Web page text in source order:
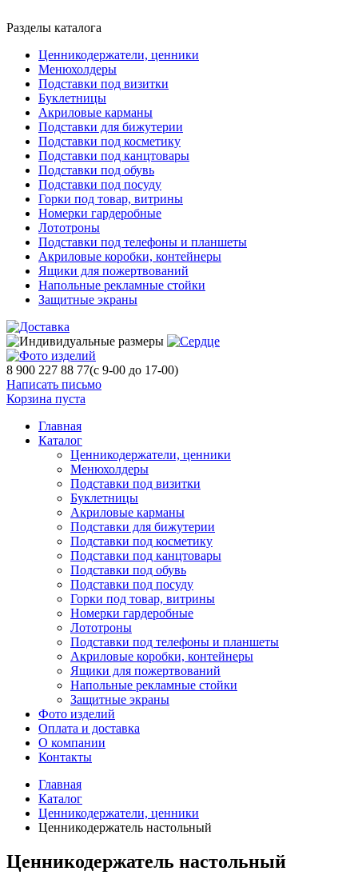
Разделы каталога
Ценникодержатели, ценники
Менюхолдеры
Подставки под визитки
Буклетницы
Акриловые карманы
Подставки для бижутерии
Подставки под косметику
Подставки под канцтовары
Подставки под обувь
Подставки под посуду
Горки под товар, витрины
Номерки гардеробные
Лототроны
Подставки под телефоны и планшеты
Акриловые коробки, контейнеры
Ящики для пожертвований
Напольные рекламные стойки
Защитные экраны
8 900 227 88 77(с 9-00 до 17-00)
Написать письмо
Корзина пуста
Главная
Каталог
Ценникодержатели, ценники
Менюхолдеры
Подставки под визитки
Буклетницы
Акриловые карманы
Подставки для бижутерии
Подставки под косметику
Подставки под канцтовары
Подставки под обувь
Подставки под посуду
Горки под товар, витрины
Номерки гардеробные
Лототроны
Подставки под телефоны и планшеты
Акриловые коробки, контейнеры
Ящики для пожертвований
Напольные рекламные стойки
Защитные экраны
Фото изделий
Оплата и доставка
О компании
Контакты
Главная
Каталог
Ценникодержатели, ценники
Ценникодержатель настольный
Ценникодержатель настольный